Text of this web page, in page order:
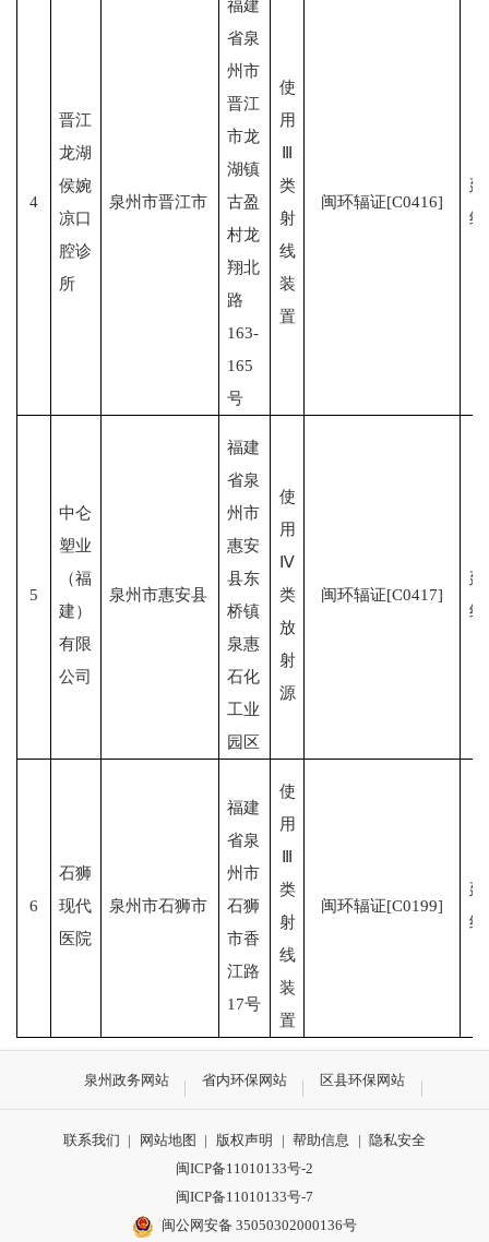
4
晋江
龙湖
侯婉
凉口
腔诊
所
泉州市晋江市
福建
省泉
州市
晋江
市龙
湖镇
古盈
村龙
翔北
路
163-
165
号
使
用
Ⅲ
类
射
线
装
置
闽环辐证[C0416]
延
续
5
中仑
塑业
（福
建）
有限
公司
泉州市惠安县
福建
省泉
州市
惠安
县东
桥镇
泉惠
石化
工业
园区
使
用
Ⅳ
类
放
射
源
闽环辐证[C0417]
延
续
6
石狮
现代
医院
泉州市石狮市
福建
省泉
州市
石狮
市香
江路
17号
使
用
Ⅲ
类
射
线
装
置
闽环辐证[C0199]
延
续
泉州政务网站 省内环保网站 区县环保网站
联系我们 | 网站地图 | 版权声明 | 帮助信息 | 隐私安全
闽ICP备11010133号-2
闽ICP备11010133号-7
闽公网安备 35050302000136号